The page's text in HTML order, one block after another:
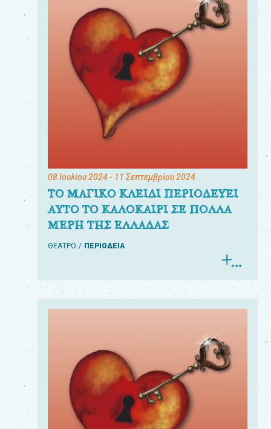
08 Ιουλίου 2024- 11 Σεπτεμβρίου 2024
ΤΟ ΜΑΓΙΚΟ ΚΛΕΙΔΙ ΠΕΡΙΟΔΕΥΕΙ
ΑΥΤΟ ΤΟ ΚΑΛΟΚΑΙΡΙ ΣΕ ΠΟΛΛΑ
ΜΕΡΗ ΤΗΣ ΕΛΛΑΔΑΣ
ΘΕΑΤΡΟ ΠΕΡΙΟΔΕΙΑ